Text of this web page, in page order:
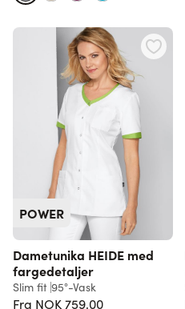
POWER
Dametunika HEIDE med
fargedetaljer
Slim fit 95°-Vask
Fra NOK 759,00